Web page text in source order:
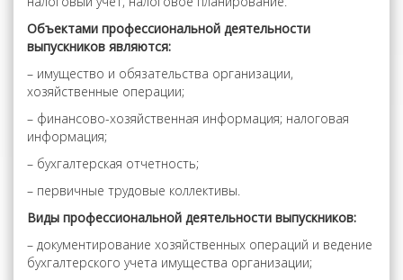
Объектами профессиональной деятельности
выпускников являются:
– имущество и обязательства организации,
хозяйственные операции;
– финансово-хозяйственная информация; налоговая
информация;
– бухгалтерская отчетность;
– первичные трудовые коллективы.
Виды профессиональной деятельности выпускников:
– документирование хозяйственных операций и ведение
бухгалтерского учета имущества организации;